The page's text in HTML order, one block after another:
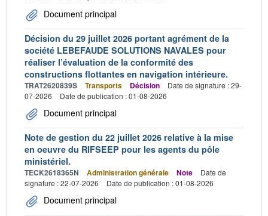
Document principal
Décision du 29 juillet 2026 portant agrément de la
société LEBEFAUDE SOLUTIONS NAVALES pour
réaliser l’évaluation de la conformité des
constructions flottantes en navigation intérieure.
TRAT2620839S Transports Décision
Date de signature : 29-
07-2026
Date de publication : 01-08-2026
Document principal
Note de gestion du 22 juillet 2026 relative à la mise
en oeuvre du RIFSEEP pour les agents du pôle
ministériel.
TECK2618365N Administration générale Note
Date de
signature : 22-07-2026
Date de publication : 01-08-2026
Document principal